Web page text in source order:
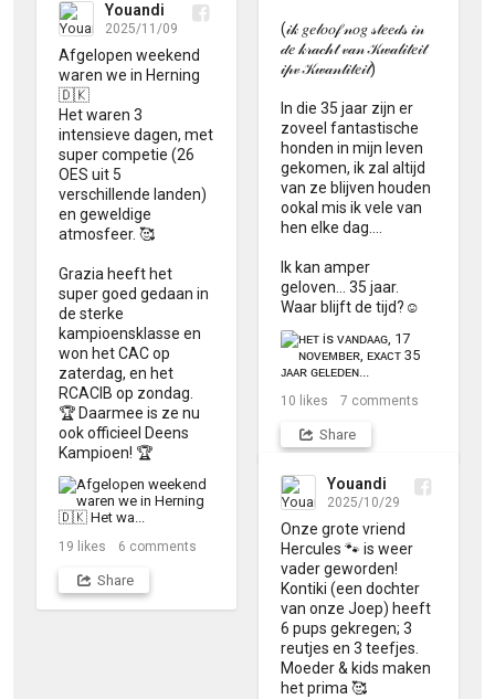
(𝒾𝓀 𝑔𝑒𝓁𝑜𝑜𝒻 𝓃𝑜𝑔 𝓈𝓉𝑒𝑒𝒹𝓈 𝒾𝓃
𝒹𝑒 𝓀𝓇𝒶𝒸𝒽𝓉 𝓋𝒶𝓃 𝒦𝓌𝒶𝓁𝒾𝓉𝑒𝒾𝓉
𝒾𝓅𝓋 𝒦𝓌𝒶𝓃𝓉𝒾𝓉𝑒𝒾𝓉)
In die 35 jaar zijn er
zoveel fantastische
honden in mijn leven
gekomen, ik zal altijd
van ze blijven houden
ookal mis ik vele van
hen elke dag....
Ik kan amper
geloven... 35 jaar.
Waar blijft de tijd?☺️
10 likes 7 comments
Share
Youandi
2025/11/09
Afgelopen weekend
waren we in Herning
🇩🇰
Het waren 3
intensieve dagen, met
super competie (26
OES uit 5
verschillende landen)
en geweldige
atmosfeer. 🥰
Grazia heeft het
super goed gedaan in
de sterke
kampioensklasse en
won het CAC op
zaterdag, en het
RCACIB op zondag.
🏆 Daarmee is ze nu
ook officieel Deens
Kampioen! 🏆
19 likes 6 comments
Share
Youandi
2025/10/29
Onze grote vriend
Hercules 🐾 is weer
vader geworden!
Kontiki (een dochter
van onze Joep) heeft
6 pups gekregen; 3
reutjes en 3 teefjes.
Moeder & kids maken
het prima 🥰